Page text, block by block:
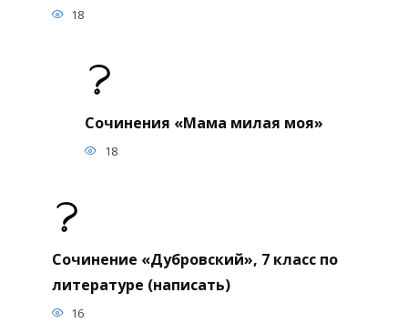
18
Сочинения «Мама милая моя»
18
Сочинение «Дубровский», 7 класс по
литературе (написать)
16